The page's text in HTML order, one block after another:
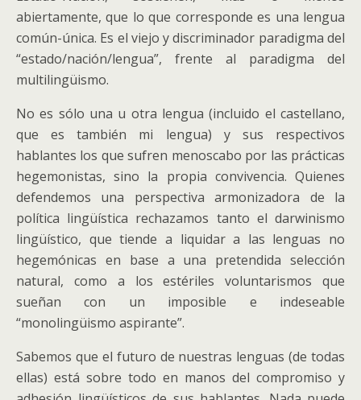
abiertamente, que lo que corresponde es una lengua
común-única. Es el viejo y discriminador paradigma del
“estado/nación/lengua”, frente al paradigma del
multilingüismo.
No es sólo una u otra lengua (incluido el castellano,
que es también mi lengua) y sus respectivos
hablantes los que sufren menoscabo por las prácticas
hegemonistas, sino la propia convivencia. Quienes
defendemos una perspectiva armonizadora de la
política lingüística rechazamos tanto el darwinismo
lingüístico, que tiende a liquidar a las lenguas no
hegemónicas en base a una pretendida selección
natural, como a los estériles voluntarismos que
sueñan con un imposible e indeseable
“monolingüismo aspirante”.
Sabemos que el futuro de nuestras lenguas (de todas
ellas) está sobre todo en manos del compromiso y